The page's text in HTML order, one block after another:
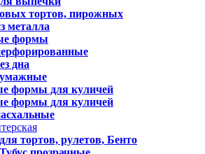
тортов, пирожных
металла
формы
дна
формы для куличей
формы для куличей
тортов, рулетов, Бенто